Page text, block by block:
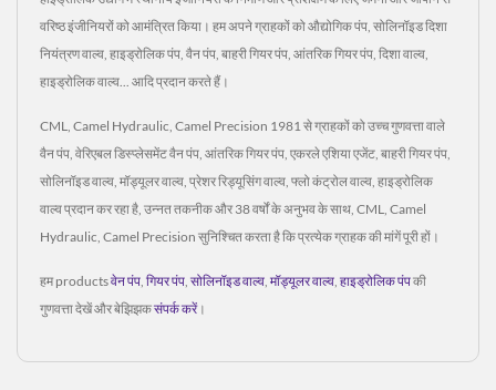
वरिष्ठ इंजीनियरों को आमंत्रित किया। हम अपने ग्राहकों को औद्योगिक पंप, सोलिनॉइड दिशा
नियंत्रण वाल्व, हाइड्रोलिक पंप, वैन पंप, बाहरी गियर पंप, आंतरिक गियर पंप, दिशा वाल्व,
हाइड्रोलिक वाल्व... आदि प्रदान करते हैं।
CML, Camel Hydraulic, Camel Precision 1981 से ग्राहकों को उच्च गुणवत्ता वाले
वैन पंप, वेरिएबल डिस्प्लेसमेंट वैन पंप, आंतरिक गियर पंप, एकरले एशिया एजेंट, बाहरी गियर पंप,
सोलिनॉइड वाल्व, मॉड्यूलर वाल्व, प्रेशर रिड्यूसिंग वाल्व, फ्लो कंट्रोल वाल्व, हाइड्रोलिक
वाल्व प्रदान कर रहा है, उन्नत तकनीक और 38 वर्षों के अनुभव के साथ, CML, Camel
Hydraulic, Camel Precision सुनिश्चित करता है कि प्रत्येक ग्राहक की मांगें पूरी हों।
हम productsवेन पंप गियर पंप सोलिनॉइड वाल्व मॉड्यूलर वाल्व हाइड्रोलिक पंपकी
गुणवत्ता देखें और बेझिझकसंपर्क करें।